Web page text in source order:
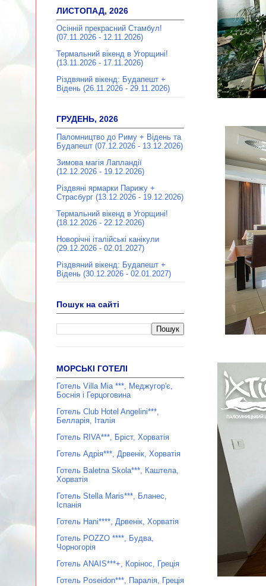
ЛИСТОПАД, 2026
Осінній прекрасний Стамбул!
(07.11.2026 - 12.11.2026)
Термальний вікенд в Угорщині!
(13.11.2026 - 17.11.2026)
Різдвяний вікенд: Будапешт +
Відень (26.11.2026 - 29.11.2026)
ГРУДЕНЬ, 2026
Паломництво до Риму + Відень та
Будапешт (07.12.2026 - 13.12.2026)
Зимова магія Лапландії
(12.12.2026 - 19.12.2026)
Різдвяні ярмарки Парижу +
Страсбург (13.12.2026 - 19.12.2026)
Термальний вікенд в Угорщині!
(18.12.2026 - 22.12.2026)
Новорічні італійські канікули
(29.12.2026 - 02.01.2027)
Різдвяний вікенд: Будапешт +
Відень (30.12.2026 - 02.01.2027)
Пошук на сайті
МОРСЬКІ ГОТЕЛІ
Готель Villa Mia ***, Меджугор'є,
Боснія і Герцоговина
Готель Club Hotel Angelini***,
Белларія, Італія
Готель RIVA***, Бріст, Хорватія
Готель Адрія***, Дрвенік, Хорватія
Готель Baletna Skola***, Каштела,
Хорватія
Готель Stella Maris***, Бланес,
Іспанія
Готель Hani****, Дрвенік, Хорватія
Готель POZZO ****, Будва,
Чорногорія
Готель ANAIS***+, Корінос, Греція
Готель Poseidon***, Паралія, Греція